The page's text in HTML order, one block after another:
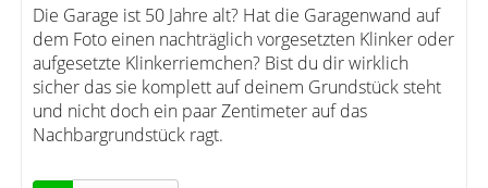
Die Garage ist 50 Jahre alt? Hat die Garagenwand auf
dem Foto einen nachträglich vorgesetzten Klinker oder
aufgesetzte Klinkerriemchen? Bist du dir wirklich
sicher das sie komplett auf deinem Grundstück steht
und nicht doch ein paar Zentimeter auf das
Nachbargrundstück ragt.